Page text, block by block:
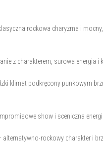
rockowa charyzma i
z charakterem, surowa energia i
klimat podkręcony punkowym
show i sceniczna
alternatywno-rockowy charakter i